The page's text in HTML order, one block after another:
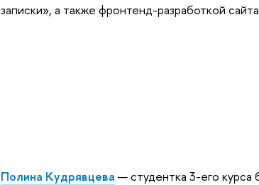
записки», а также фронтенд-разработкой сайта
Полина Кудрявцева —